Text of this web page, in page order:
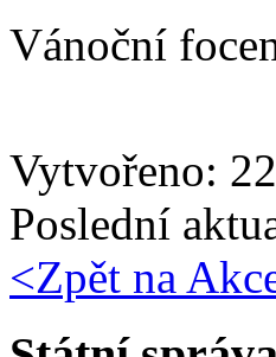
Vánoční
Vytvořeno:
Poslední
<Zpět na